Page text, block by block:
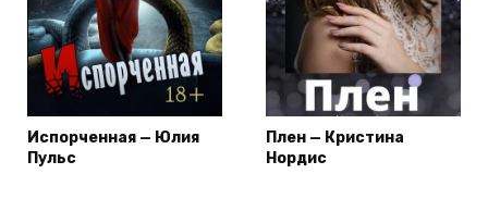
Испорченная — Юлия
Пульс
Плен — Кристина
Нордис